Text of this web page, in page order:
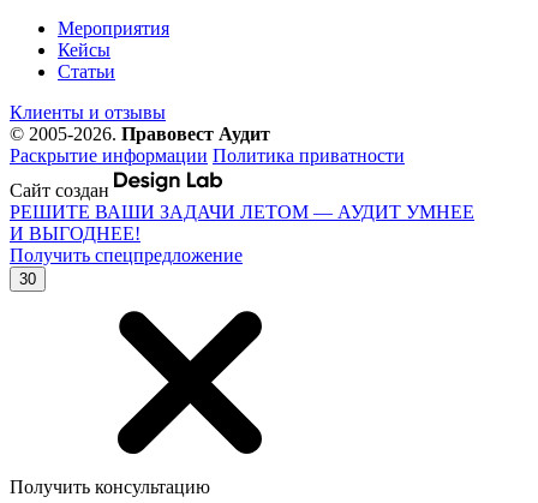
Мероприятия
Кейсы
Статьи
Клиенты и отзывы
© 2005-2026. Правовест Аудит
Раскрытие информации Политика приватности
Сайт создан
РЕШИТЕ ВАШИ ЗАДАЧИ ЛЕТОМ — АУДИТ УМНЕЕ
И ВЫГОДНЕЕ!
Получить спецпредложение
30
Получить консультацию